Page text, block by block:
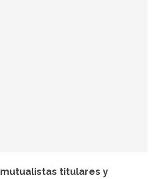
mutualistas titulares y